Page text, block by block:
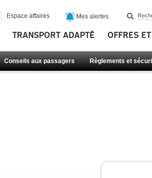
TRANSPORT ADAPTÉ OFFRES
Conseils aux passagers Règlements et
Espace affaires Mes alertes